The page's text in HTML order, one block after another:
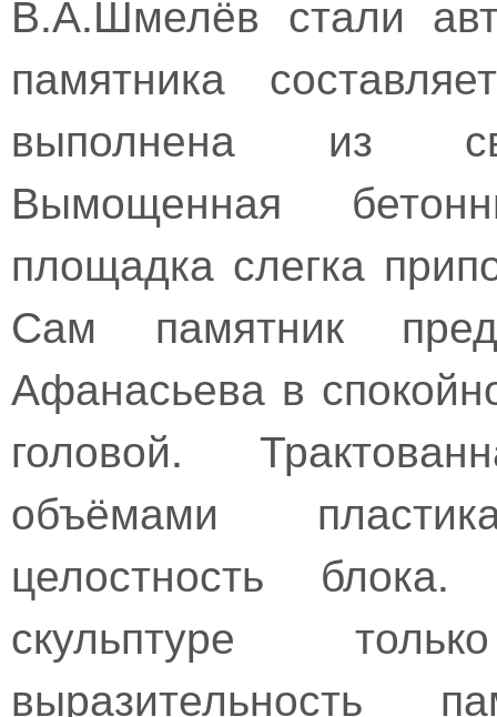
В.А.Шмелёв стали
памятника
выполнена из
Вымощенная
площадка слегка
Сам памятник
Афанасьева в
головой.
объёмами
целостность
скульптуре
выразительность